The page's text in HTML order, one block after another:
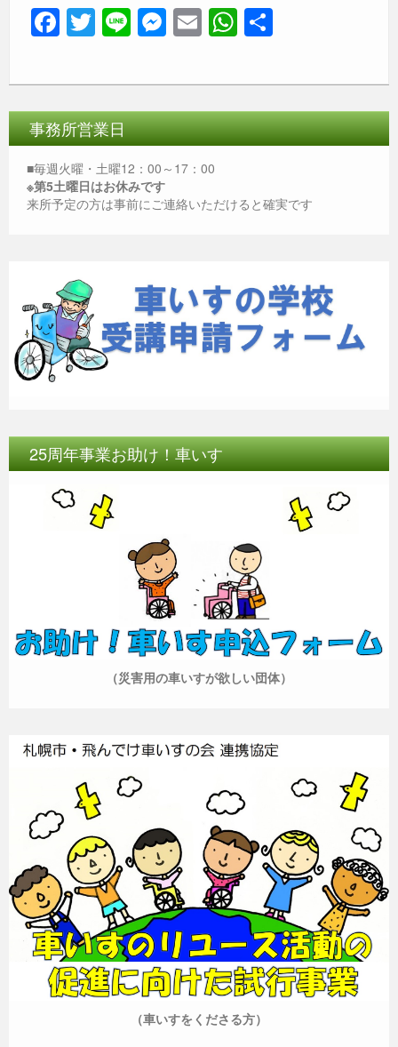
F
a
c
e
b
o
o
k
T
wi
tt
er
Li
n
e
M
e
ss
e
n
g
er
E
m
ail
W
h
at
s
A
p
事務所営業日
■毎週火曜・土曜12：00～17：00
※第5土曜日はお休みです
来所予定の方は事前にご連絡いただけると確実です
25周年事業お助け！車いす
（災害用の車いすが欲しい団体）
（車いすをくださる方）